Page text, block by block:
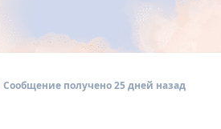
Сообщение получено 25 дней назад